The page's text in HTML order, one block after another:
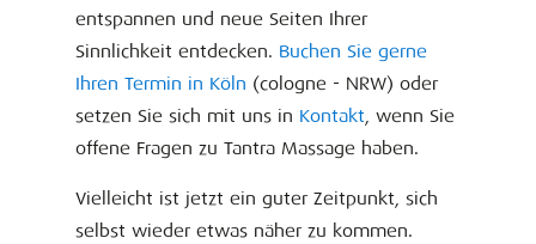
entspannen und neue Seiten Ihrer
Sinnlichkeit entdecken. Buchen Sie gerne
Ihren Termin in Köln (cologne - NRW) oder
setzen Sie sich mit uns in Kontakt, wenn Sie
offene Fragen zu Tantra Massage haben.
Vielleicht ist jetzt ein guter Zeitpunkt, sich
selbst wieder etwas näher zu kommen.